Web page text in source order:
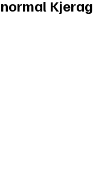
Kjerag